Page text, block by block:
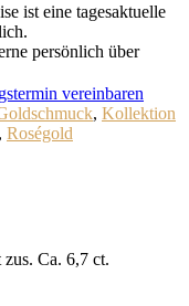
ist eine tagesaktuelle
persönlich über
vereinbaren
, Kollektion
, Roségold
Ca. 6,7 ct.